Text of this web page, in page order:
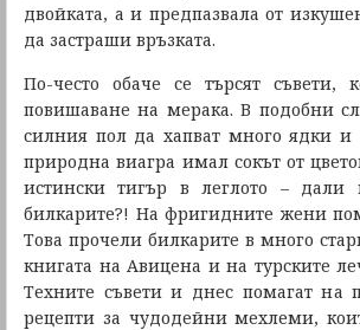
двойката, а и предпазвала от
да застраши връзката.
По-често обаче се търсят
повишаване на мерака. В подобни
силния пол да хапват много ядки
природна виагра имал сокът от
истински тигър в леглото –
билкарите?! На фригидните жени
Това прочели билкарите в много
книгата на Авицена и на турските
Техните съвети и днес помагат на
рецепти за чудодейни мехлеми,